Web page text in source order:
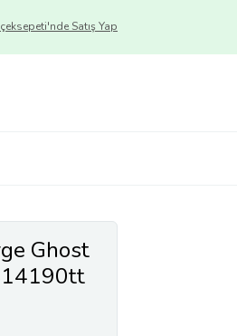
Satış Yap
Ghost